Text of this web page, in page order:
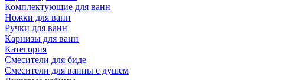
Комплектующие для ванн
Ножки для ванн
Ручки для ванн
Карнизы для ванн
Категория
Смесители для биде
Смесители для ванны с душем